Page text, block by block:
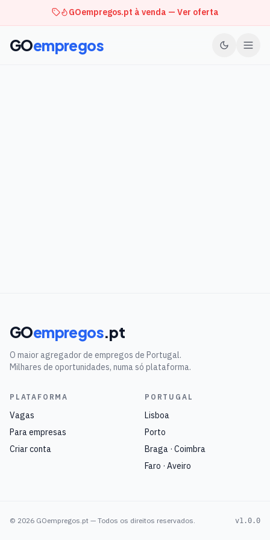
GOempregos.pt à venda — Ver oferta
GOempregos
GOempregos.pt
O maior agregador de empregos de Portugal.
Milhares de oportunidades, numa só plataforma.
PLATAFORMA
Vagas
Para empresas
Criar conta
PORTUGAL
Lisboa
Porto
Braga · Coimbra
Faro · Aveiro
© 2026 GOempregos.pt — Todos os direitos reservados. v1.0.0